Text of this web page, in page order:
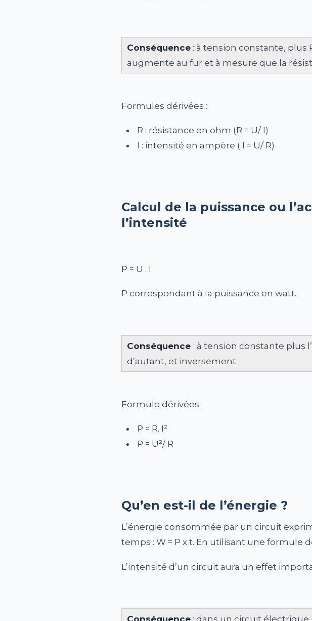
Conséquence : à tension constante, plus
augmente au fur et à mesure que la
Formules dérivées :
R : résistance en ohm (R = U/ I)
I : intensité en ampère ( I = U/ R)
Calcul de la puissance ou
l’intensité
P = U . I
P correspondant à la puissance en watt.
Conséquence : à tension constante plus
d’autant, et inversement
Formule dérivées :
P = R. I²
P = U²/ R
Qu’en est-il de l’énergie ?
L’énergie consommée par un circuit
temps : W = P x t. En utilisant une formule
L’intensité d’un circuit aura un effet
Conséquence : dans un circuit